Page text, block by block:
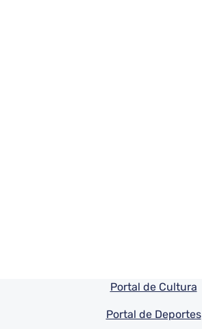
Pie de pagina información
Portal de Cultura
Portal de Deportes